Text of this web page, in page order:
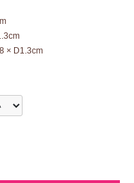
× D1.3cm